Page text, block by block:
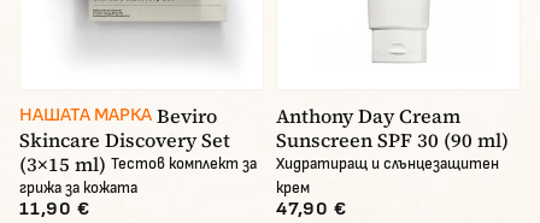
НАШАТА МАРКА Beviro
Skincare Discovery Set
(3×15 ml) Тестов комплект за
грижа за кожата
11,90 €
Anthony Day Cream
Sunscreen SPF 30 (90 ml)
Хидратиращ и слънцезащитен
крем
47,90 €